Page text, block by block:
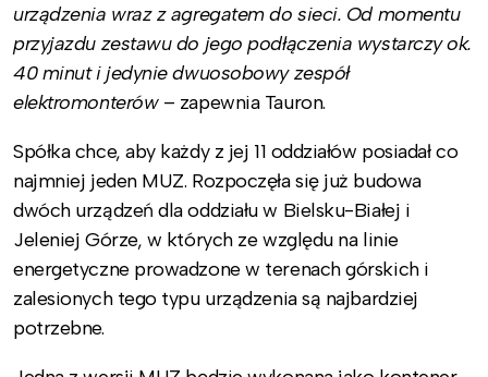
urządzenia wraz z agregatem do sieci. Od momentu
przyjazdu zestawu do jego podłączenia wystarczy ok.
40 minut i jedynie dwuosobowy zespół
elektromonterów– zapewnia Tauron.
Spółka chce, aby każdy z jej 11 oddziałów posiadał co
najmniej jeden MUZ. Rozpoczęła się już budowa
dwóch urządzeń dla oddziału w Bielsku-Białej i
Jeleniej Górze, w których ze względu na linie
energetyczne prowadzone w terenach górskich i
zalesionych tego typu urządzenia są najbardziej
potrzebne.